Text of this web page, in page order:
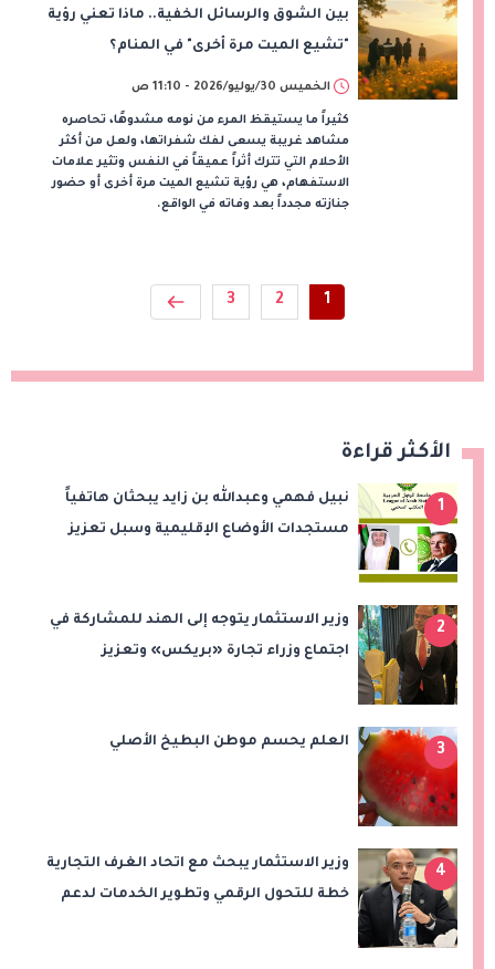
بين الشوق والرسائل الخفية.. ماذا تعني رؤية
"تشيع الميت مرة أخرى" في المنام؟
الخميس 30/يوليو/2026 - 11:10 ص
كثيراً ما يستيقظ المرء من نومه مشدوهًا، تحاصره
مشاهد غريبة يسعى لفك شفراتها، ولعل من أكثر
الأحلام التي تترك أثراً عميقاً في النفس وتثير علامات
الاستفهام، هي رؤية تشيع الميت مرة أخرى أو حضور
جنازته مجدداً بعد وفاته في الواقع.
1
2
3
الأكثر قراءة
1
نبيل فهمي وعبدالله بن زايد يبحثان هاتفياً
مستجدات الأوضاع الإقليمية وسبل تعزيز
2
وزير الاستثمار يتوجه إلى الهند للمشاركة في
اجتماع وزراء تجارة «بريكس» وتعزيز
3
العلم يحسم موطن البطيخ الأصلي
4
وزير الاستثمار يبحث مع اتحاد الغرف التجارية
خطة للتحول الرقمي وتطوير الخدمات لدعم